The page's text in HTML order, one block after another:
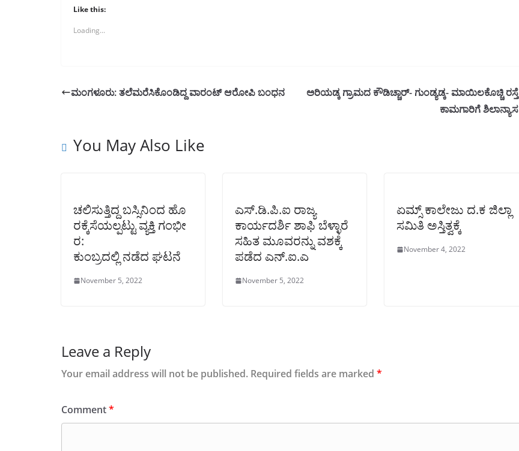
Like this:
Loading...
ಮಂಗಳೂರು: ತಲೆಮರೆಸಿಕೊಂಡಿದ್ದ ವಾರಂಟ್‌ ಆರೋಪಿ ಬಂಧನ
ಅರಿಯಡ್ಕ ಗ್ರಾಮದ ಕೌಡಿಚ್ಚಾರ್- ಗುಂಡ್ಯಡ್ಕ- ಮಾಯಿಲಕೊಚ್ಚಿ ರಸ್ತೆ
ಕಾಮಗಾರಿಗೆ ಶಿಲಾನ್ಯಾಸ
You May Also Like
ಚಲಿಸುತ್ತಿದ್ದ ಬಸ್ಸಿನಿಂದ ಹೊ
ರಕ್ಕೆಸೆಯಲ್ಪಟ್ಟು ವ್ಯಕ್ತಿ ಗಂಭೀ
ರ:
ಕುಂಬ್ರದಲ್ಲಿ ನಡೆದ ಘಟನೆ
November 5, 2022
ಎಸ್.ಡಿ.ಪಿ.ಐ ರಾಜ್ಯ
ಕಾರ್ಯದರ್ಶಿ ಶಾಫಿ ಬೆಳ್ಳಾರೆ
ಸಹಿತ ಮೂವರನ್ನು ವಶಕ್ಕೆ
ಪಡೆದ ಎನ್.ಐ.ಎ
November 5, 2022
ಏಮ್ಸ್ ಕಾಲೇಜು ದ.ಕ ಜಿಲ್ಲಾ
ಸಮಿತಿ ಅಸ್ತಿತ್ವಕ್ಕೆ
November 4, 2022
Leave a Reply
Your email address will not be published. Required fields are marked *
Comment*